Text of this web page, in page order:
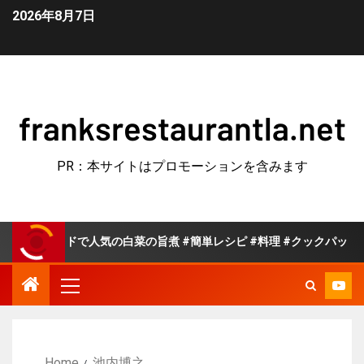
2026年8月7日
franksrestaurantla.net
PR：本サイトはプロモーションを含みます
ドで人気の白菜の旨煮 #簡単レシピ #料理 #クックパッド